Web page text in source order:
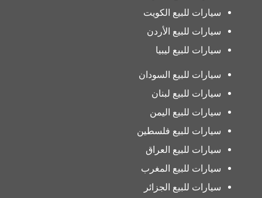
سيارات للبيع الكويت
سيارات للبيع الأردن
سيارات للبيع ليبيا
سيارات للبيع السودان
سيارات للبيع لبنان
سيارات للبيع اليمن
سيارات للبيع فلسطين
سيارات للبيع العراق
سيارات للبيع المغرب
سيارات للبيع الجزائر